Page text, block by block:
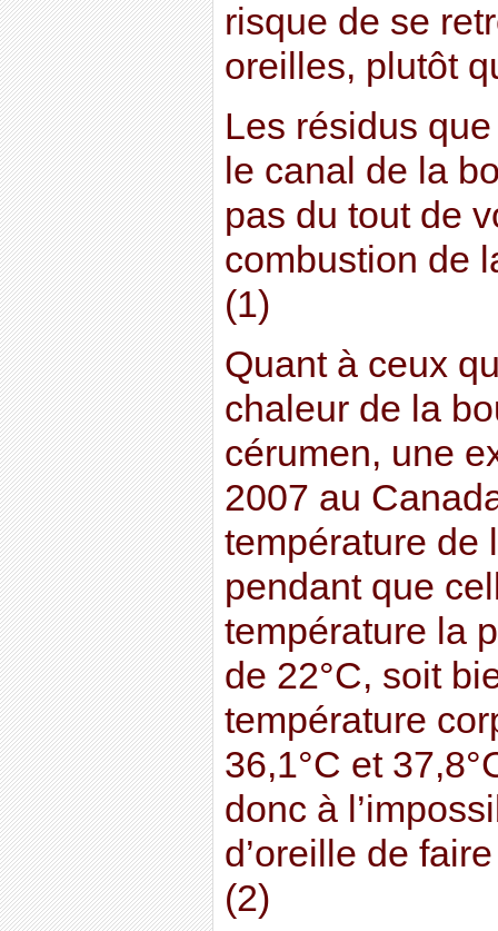
risque de se
oreilles, plutôt
Les résidus
le canal de la
pas du tout de
combustion de
(1)
Quant à ceux
chaleur de la
cérumen, une
2007 au
température de
pendant que
température la
de 22°C, soit
température
36,1°C et
donc à
d’oreille de
(2)